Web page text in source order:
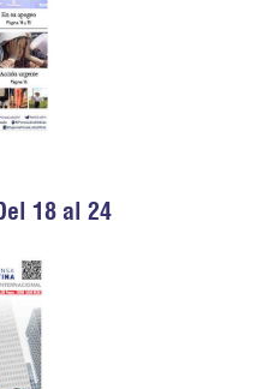
18 al 24